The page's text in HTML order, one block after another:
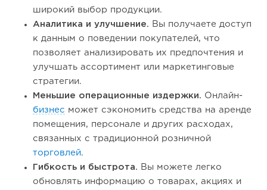
широкий выбор продукции.
Аналитика и улучшение.
Вы получаете доступ
к данным о поведении покупателей, что
позволяет анализировать их предпочтения и
улучшать ассортимент или маркетинговые
стратегии.
Меньшие операционные издержки. Онлайн-
бизнес может сэкономить средства на аренде
помещения, персонале и других расходах,
связанных с традиционной розничной
торговлей.
Гибкость и быстрота. Вы можете легко
обновлять информацию о товарах, акциях и